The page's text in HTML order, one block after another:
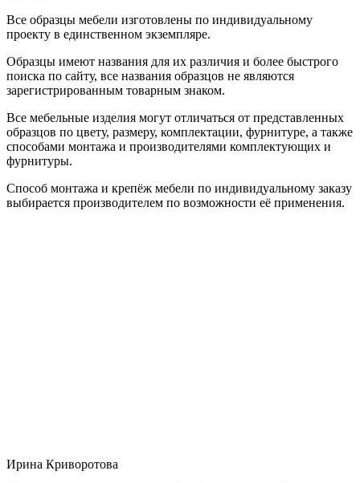
Все образцы мебели изготовлены по индивидуальному
проекту в единственном экземпляре.
Образцы имеют названия для их различия и более быстрого
поиска по сайту, все названия образцов не являются
зарегистрированным товарным знаком.
Все мебельные изделия могут отличаться от представленных
образцов по цвету, размеру, комплектации, фурнитуре, а также
способами монтажа и производителями комплектующих и
фурнитуры.
Способ монтажа и крепёж мебели по индивидуальному заказу
выбирается производителем по возможности её применения.
Ирина Криворотова